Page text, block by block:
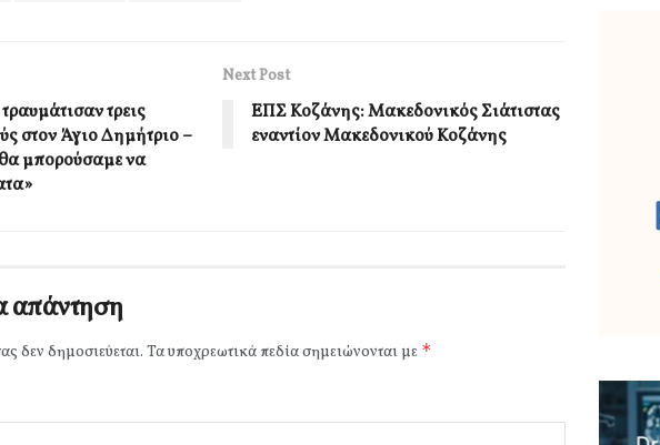
τρεις
στον Άγιο Δημήτριο –
μπορούσαμε να
Next Post
ΕΠΣ Κοζάνης: Μακεδονικός Σιάτιστας
εναντίον Μακεδονικού Κοζάνης
απάντηση
δεν δημοσιεύεται. Τα υποχρεωτικά πεδία σημειώνονται με *